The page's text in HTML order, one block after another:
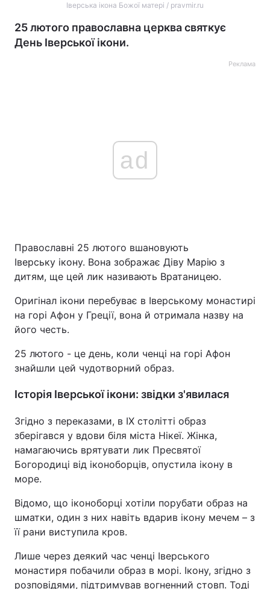
Іверська ікона Божої матері / pravmir.ru
25 лютого православна церква святкує
День Іверської ікони.
Реклама
ad
Православні 25 лютого вшановують
Іверську ікону. Вона зображає Діву Марію з
дитям, ще цей лик називають Вратаницею.
Оригінал ікони перебуває в Іверському монастирі
на горі Афон у Греції, вона й отримала назву на
його честь.
25 лютого - це день, коли ченці на горі Афон
знайшли цей чудотворний образ.
Історія Іверської ікони: звідки з'явилася
Згідно з переказами, в IX столітті образ
зберігався у вдови біля міста Нікеї. Жінка,
намагаючись врятувати лик Пресвятої
Богородиці від іконоборців, опустила ікону в
море.
Відомо, що іконоборці хотіли порубати образ на
шматки, один з них навіть вдарив ікону мечем – з
її рани виступила кров.
Лише через деякий час ченці Іверського
монастиря побачили образ в морі. Ікону, згідно з
розповідями, підтримував вогненний стовп. Тоді